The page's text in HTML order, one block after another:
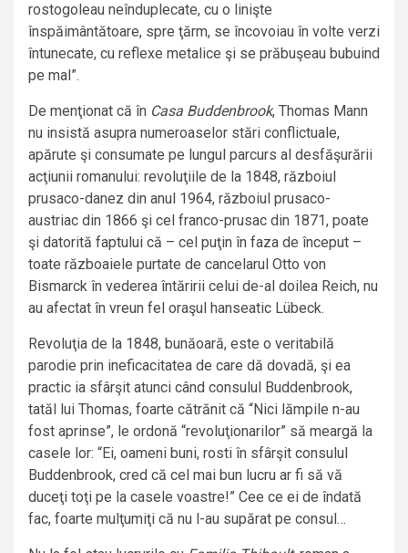
rostogoleau neînduplecate, cu o linişte
înspăimântătoare, spre ţărm, se încovoiau în volte verzi
întunecate, cu reflexe metalice şi se prăbuşeau bubuind
pe mal”.
De menţionat că în Casa Buddenbrook, Thomas Mann
nu insistă asupra numeroaselor stări conflictuale,
apărute şi consumate pe lungul parcurs al desfăşurării
acţiunii romanului: revoluţiile de la 1848, războiul
prusaco-danez din anul 1964, războiul prusaco-
austriac din 1866 şi cel franco-prusac din 1871, poate
şi datorită faptului că – cel puţin în faza de început –
toate războaiele purtate de cancelarul Otto von
Bismarck în vederea întăririi celui de-al doilea Reich, nu
au afectat în vreun fel oraşul hanseatic Lübeck.
Revoluţia de la 1848, bunăoară, este o veritabilă
parodie prin ineficacitatea de care dă dovadă, şi ea
practic ia sfârşit atunci când consulul Buddenbrook,
tatăl lui Thomas, foarte cătrănit că “Nici lămpile n-au
fost aprinse”, le ordonă “revoluţionarilor” să meargă la
casele lor: “Ei, oameni buni, rosti în sfârşit consulul
Buddenbrook, cred că cel mai bun lucru ar fi să vă
duceţi toţi pe la casele voastre!” Cee ce ei de îndată
fac, foarte mulţumiţi că nu l-au supărat pe consul…